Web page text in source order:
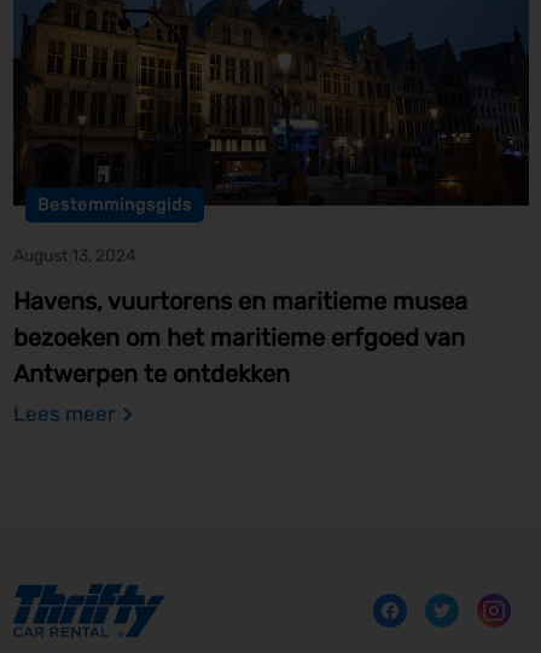
Bestemmingsgids
August 13, 2024
Havens, vuurtorens en maritieme musea
bezoeken om het maritieme erfgoed van
Antwerpen te ontdekken
Lees meer